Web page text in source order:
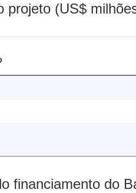
projeto (US$
financiamento do